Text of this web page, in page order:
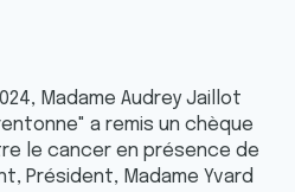
Madame Audrey Jaillot
a remis un chèque
le cancer en présence de
Président, Madame Yvard